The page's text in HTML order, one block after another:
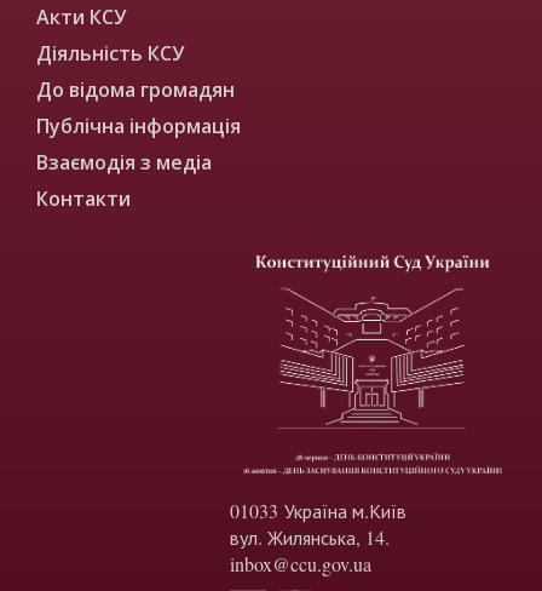
Акти КСУ
Діяльність КСУ
До відома громадян
Публічна інформація
Взаємодія з медіа
Контакти
01033 Україна м.Київ
вул. Жилянська, 14.
inbox@ccu.gov.ua